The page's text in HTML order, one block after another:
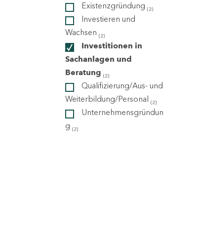
Existenzgründung (2)
Investieren und
Wachsen (2)
Investitionen in
Sachanlagen und
Beratung (2)
Qualifizierung/Aus- und
Weiterbildung/Personal (2)
Unternehmensgründun
g (2)